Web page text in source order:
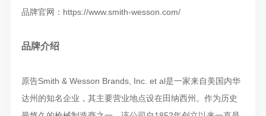
品牌官网：https://www.smith-wesson.com/
品牌介绍
原告Smith & Wesson Brands, Inc. et al是一家来自美国内华
达州的知名企业，其主要营业地点设在田纳西州。作为历史